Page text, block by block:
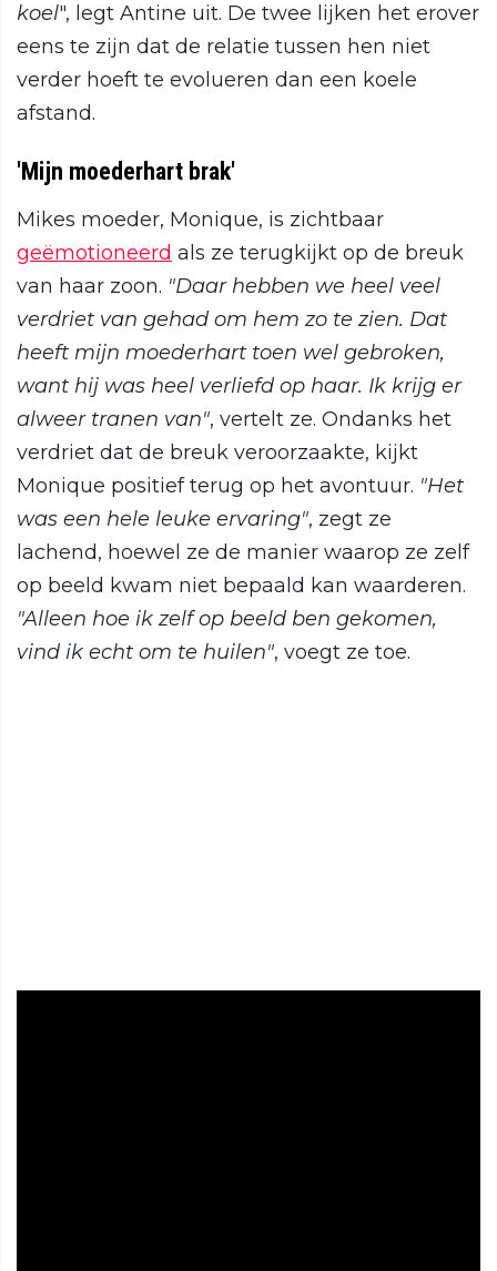
koel", legt Antine uit. De twee lijken het erover
eens te zijn dat de relatie tussen hen niet
verder hoeft te evolueren dan een koele
afstand.
'Mijn moederhart brak'
Mikes moeder, Monique, is zichtbaar
geëmotioneerd als ze terugkijkt op de breuk
van haar zoon. "Daar hebben we heel veel
verdriet van gehad om hem zo te zien. Dat
heeft mijn moederhart toen wel gebroken,
want hij was heel verliefd op haar. Ik krijg er
alweer tranen van", vertelt ze. Ondanks het
verdriet dat de breuk veroorzaakte, kijkt
Monique positief terug op het avontuur. "Het
was een hele leuke ervaring", zegt ze
lachend, hoewel ze de manier waarop ze zelf
op beeld kwam niet bepaald kan waarderen.
"Alleen hoe ik zelf op beeld ben gekomen,
vind ik echt om te huilen", voegt ze toe.